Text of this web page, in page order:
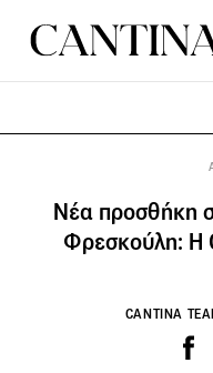
Νέα προσθήκη
Φρεσκούλη: Η
CANTINA